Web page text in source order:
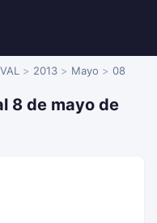
2013 Mayo 08
8 de mayo de